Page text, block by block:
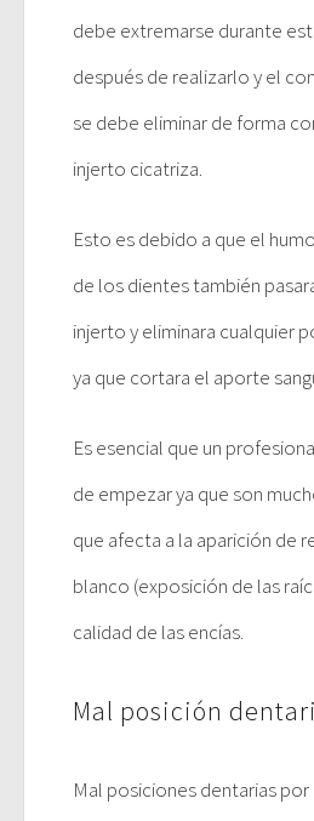
debe extremarse durante
después de realizarlo y el
se debe eliminar de forma
injerto cicatriza.
Esto es debido a que el
de los dientes también
injerto y eliminara cualquier
ya que cortara el aporte
Es esencial que un
de empezar ya que son
que afecta a la aparición de
blanco (exposición de las
calidad de las encías.
Mal posición
Mal posiciones dentarias